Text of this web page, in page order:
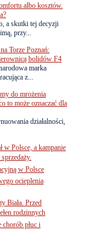
albo kosztów.
a skutki tej decyzji
przy...
Torze Poznań:
bolidów F4
marka
z...
do mrożenia
to może oznaczać dla
działalności,
w Polsce, a kampanie
w Polsce
ocieplenia
Biała. Przed
rodzinnych
chorób płuc i